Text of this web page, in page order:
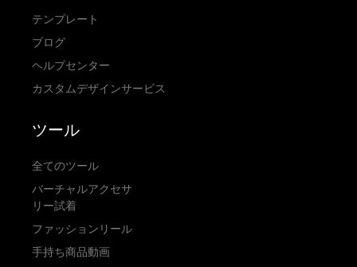
テンプレート
ブログ
ヘルプセンター
カスタムデザインサービス
ツール
全てのツール
バーチャルアクセサ
リー試着
ファッションリール
手持ち商品動画